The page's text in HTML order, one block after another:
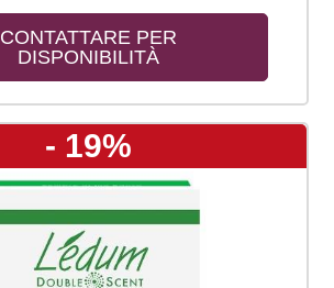
CONTATTARE PER
DISPONIBILITÀ
- 19%